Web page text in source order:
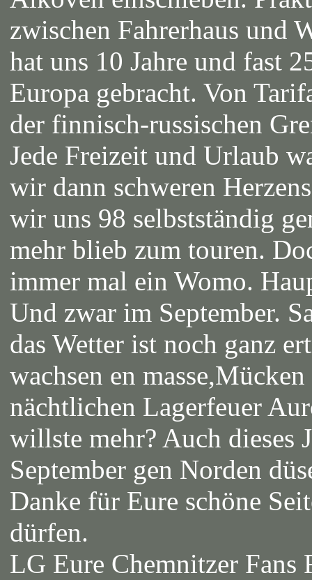
zwischen Fahrerhaus und
hat uns 10 Jahre und fast
Europa gebracht. Von
der finnisch-russischen
Jede Freizeit und Urlaub
wir dann schweren
wir uns 98 selbstständig
mehr blieb zum touren.
immer mal ein Womo.
Und zwar im September.
das Wetter ist noch ganz
wachsen en
nächtlichen Lagerfeuer
willste mehr? Auch dieses
September gen Norden
Danke für Eure schöne
dürfen.
LG Eure Chemnitzer Fans